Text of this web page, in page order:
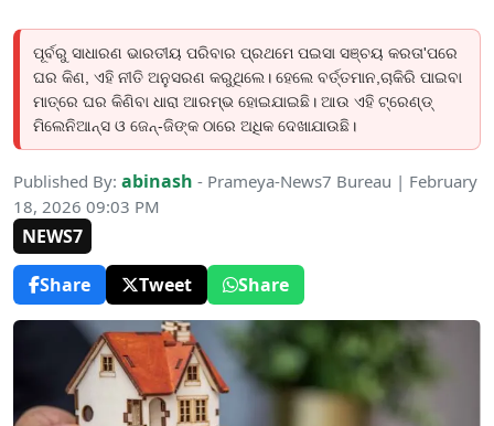
ପୂର୍ବରୁ ସାଧାରଣ ଭାରତୀୟ ପରିବାର ପ୍ରଥମେ ପଇସା ସଞ୍ଚୟ କରତା'ପରେ
ଘର କିଣ, ଏହି ନୀତି ଅନୁସରଣ କରୁଥିଲେ। ହେଲେ ବର୍ତ୍ତମାନ,ଚାକିରି ପାଇବା
ମାତ୍ରେ ଘର କିଣିବା ଧାରା ଆରମ୍ଭ ହୋଇଯାଇଛି। ଆଉ ଏହି ଟ୍ରେଣ୍ଡ୍
ମିଲେନିଆନ୍ସ ଓ ଜେନ୍-ଜିଙ୍କ ଠାରେ ଅଧିକ ଦେଖାଯାଉଛି।
Published By: abinash - Prameya-News7 Bureau | February
18, 2026 09:03 PM
NEWS7
Share
Tweet Share